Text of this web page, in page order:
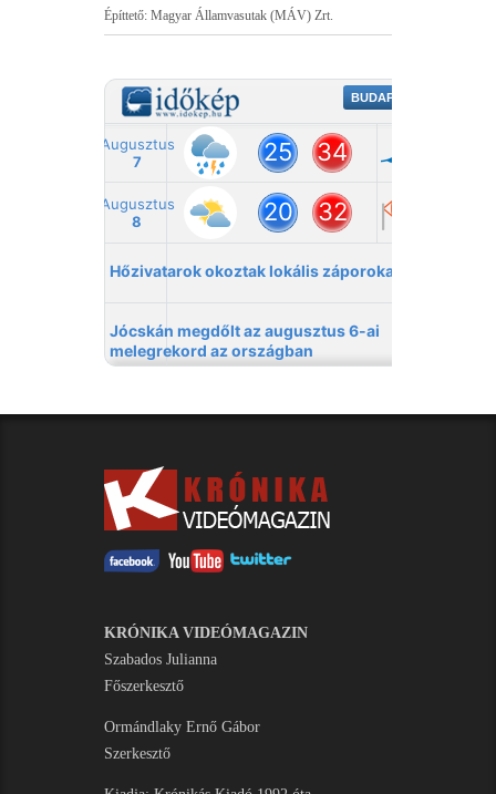
Építtető: Magyar Államvasutak (MÁV) Zrt.
KRÓNIKA VIDEÓMAGAZIN
Szabados Julianna
Főszerkesztő
Ormándlaky Ernő Gábor
Szerkesztő